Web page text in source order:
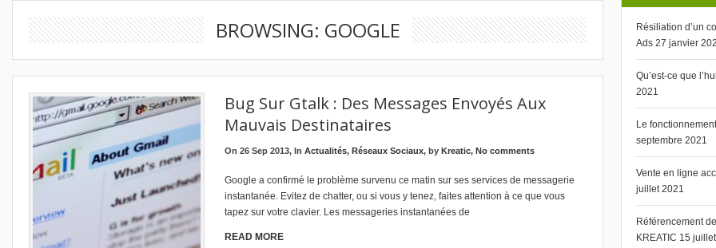
BROWSING: GOOGLE
Bug Sur Gtalk : Des Messages Envoyés Aux
Mauvais Destinataires
On 26 Sep 2013, In Actualités, Réseaux Sociaux, by Kreatic, No comments
Google a confirmé le problème survenu ce matin sur ses services de messagerie
instantanée. Evitez de chatter, ou si vous y tenez, faites attention à ce que vous
tapez sur votre clavier. Les messageries instantanées de
READ MORE
Résiliation d’un
Ads 27 janvier
Qu’est-ce que
2021
Le
septembre 2021
Vente en ligne
juillet 2021
Référencement
KREATIC 15